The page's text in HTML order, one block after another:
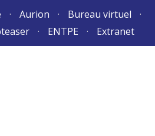
Aurion
Bureau virtuel
ENTPE Extranet